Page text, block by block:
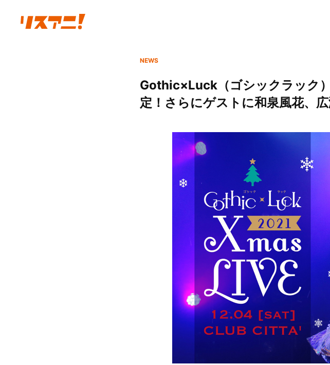
NEWS
Gothic×Luck（ゴシックラック
定！さらにゲストに和泉風花、